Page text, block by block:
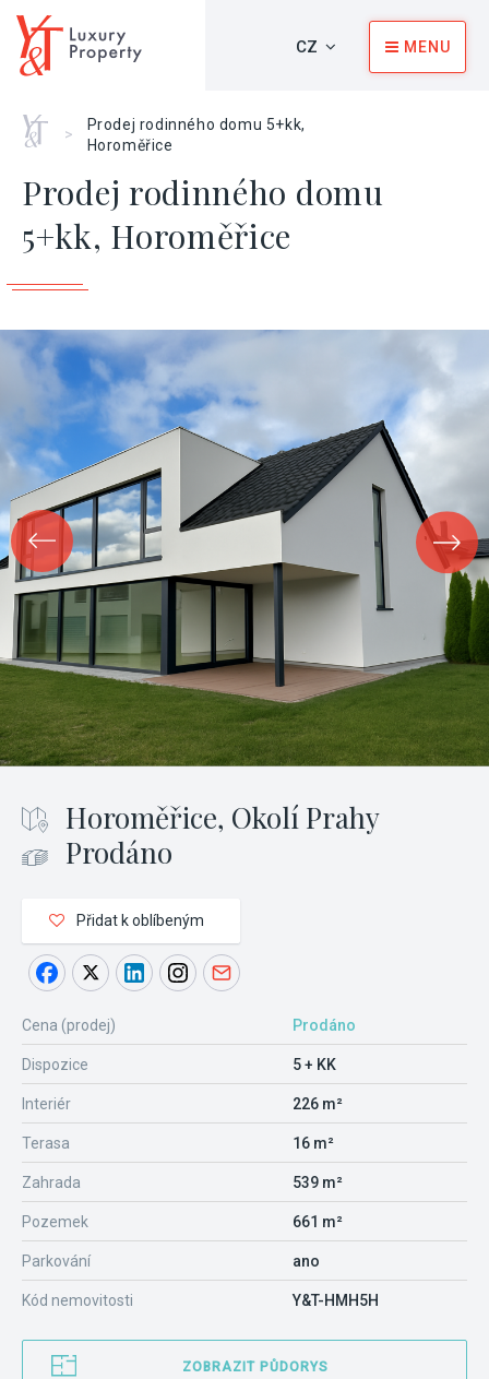
CZ MENU
Home
>
Prodej rodinného domu 5+kk,
Horoměřice
Prodej rodinného domu
5+kk, Horoměřice
Horoměřice, Okolí Prahy
Prodáno
Přidat k oblíbeným
Cena (prodej) Prodáno
Dispozice 5 + KK
Interiér 226 m²
Terasa 16 m²
Zahrada 539 m²
Pozemek 661 m²
Parkování ano
Kód nemovitosti Y&T-HMH5H
ZOBRAZIT PŮDORYS